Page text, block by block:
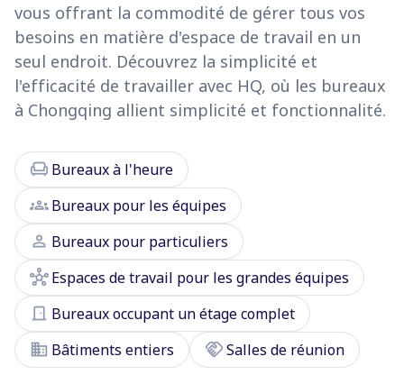
vous offrant la commodité de gérer tous vos
besoins en matière d'espace de travail en un
seul endroit. Découvrez la simplicité et
l'efficacité de travailler avec HQ, où les bureaux
à Chongqing allient simplicité et fonctionnalité.
chair Bureaux à l'heure
groupsBureaux pour les équipes
person Bureaux pour particuliers
hubEspaces de travail pour les grandes équipes
door_front Bureaux occupant un étage complet
domain Bâtiments entiers handshakeSalles de réunion